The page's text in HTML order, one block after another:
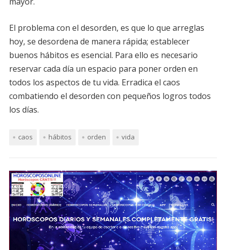
El problema con el desorden, es que lo que arreglas
hoy, se desordena de manera rápida; establecer
buenos hábitos es esencial. Para ello es necesario
reservar cada día un espacio para poner orden en
todos los aspectos de tu vida. Erradica el caos
combatiendo el desorden con pequeños logros todos
los días.
caos hábitos orden vida